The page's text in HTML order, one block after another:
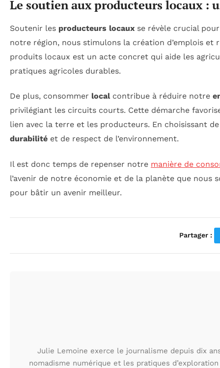
Le soutien aux producteurs locaux :
Soutenir les producteurs locaux se révèle crucial
notre région, nous stimulons la création d’emplois
produits locaux est un acte concret qui aide les
pratiques agricoles durables.
De plus, consommer localcontribue à réduire notre
privilégiant les circuits courts. Cette démarche
lien avec la terre et les producteurs. En choisissant
durabilité et de respect de l’environnement.
Il est donc temps de repenser notre manière de
l’avenir de notre économie et de la planète que nous
pour bâtir un avenir meilleur.
Partager :
Julie Lemoine exerce le journalisme depuis dix
nomadisme numérique et les pratiques